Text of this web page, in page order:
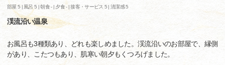
部屋 5 | 風呂 5 |朝食 - | 夕食 - |接客・サービス 5 |清潔感 5
渓流沿い温泉
お風呂も3種類あり、どれも楽しめました。渓流沿いのお部屋で、縁側
があり、こたつもあり、肌寒い朝夕もくつろげました。